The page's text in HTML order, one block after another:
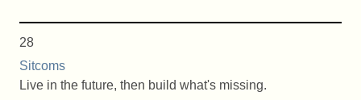
28
Sitcoms
Live in the future, then build what's missing.